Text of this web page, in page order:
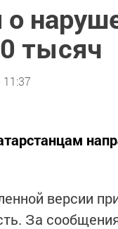
о
тысяч
версии
За